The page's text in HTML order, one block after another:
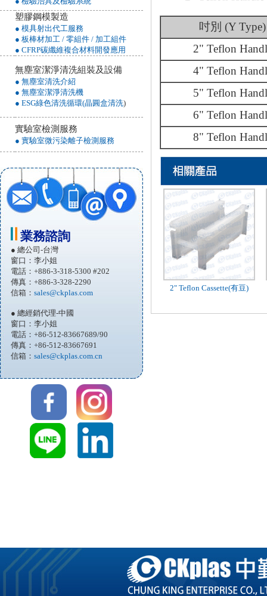
塑膠鋼模製造
● 模具射出代工服務
● 板棒材加工 / 零組件 / 加工組件
● CFRP碳纖維複合材料開發應用
無塵室潔淨清洗組裝及設備
● 無塵室清洗介紹
● 無塵室潔淨清洗機
● ESG綠色清洗循環(晶圓盒清洗)
實驗室檢測服務
● 實驗室微污染離子檢測服務
業務諮詢
● 總公司-台灣
窗口：李小姐
電話：+886-3-318-5300 #202
傳真：+886-3-328-2290
信箱： sales@ckplas.com
● 總經銷代理-中國
窗口：李小姐
電話：+86-512-83667689/90
傳真：+86-512-83667691
信箱： sales@ckplas.com.cn
吋別 (Y Type)
2" Teflon
4" Teflon
5" Teflon
6" Teflon
8" Teflon
2" Teflon Cassette(有豆)